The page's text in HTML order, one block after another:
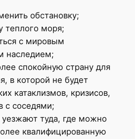
обстановку;
теплого моря;
с мировым
наследием;
спокойную страну для
в которой не будет
катаклизмов, кризисов,
с соседями;
туда, где можно
квалифицированную